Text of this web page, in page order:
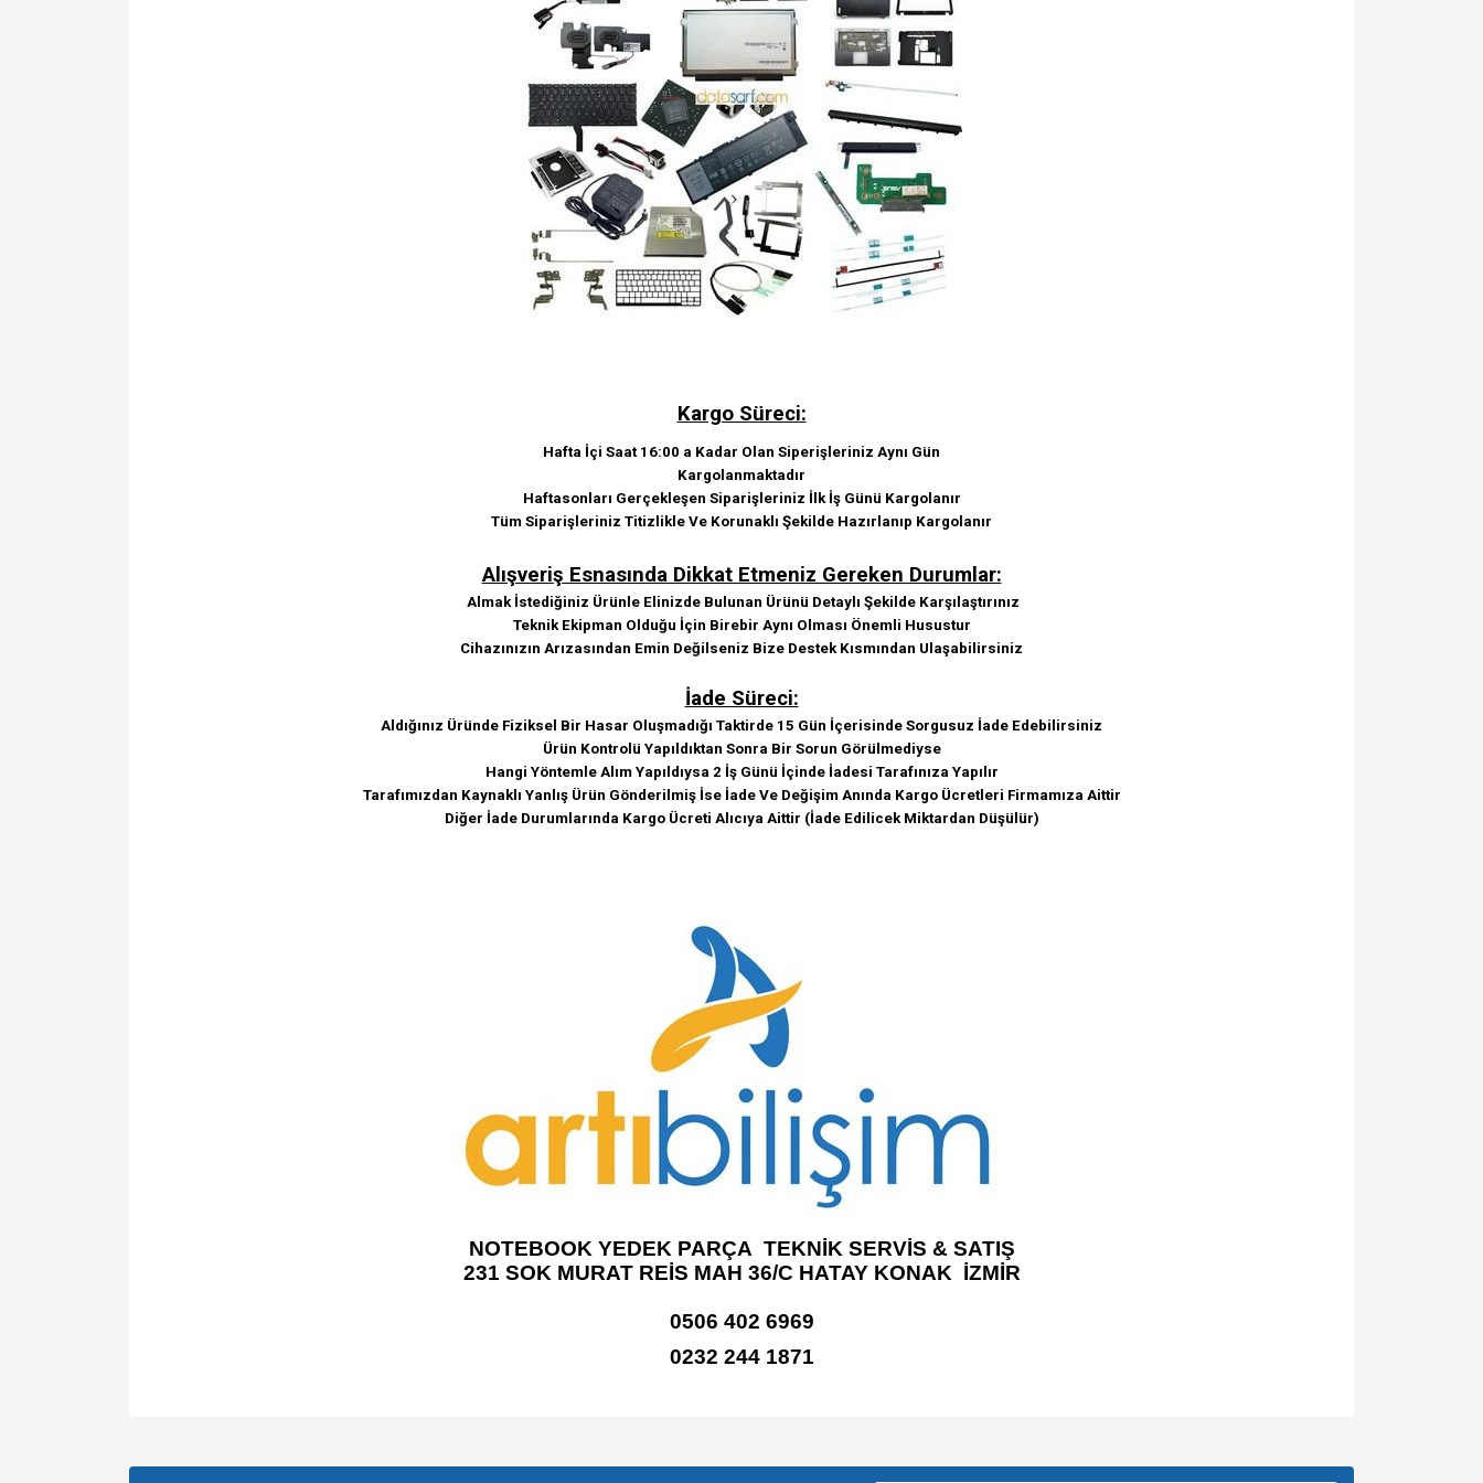
Kargo Süreci:
Hafta İçi Saat 16:00 a Kadar Olan Siperişleriniz Aynı Gün
Kargolanmaktadır
Haftasonları Gerçekleşen Siparişleriniz İlk İş Günü Kargolanır
Tüm Siparişleriniz Titizlikle Ve Korunaklı Şekilde Hazırlanıp Kargolanır
Alışveriş Esnasında Dikkat Etmeniz Gereken Durumlar:
Almak İstediğiniz Ürünle Elinizde Bulunan Ürünü Detaylı Şekilde Karşılaştırınız
Teknik Ekipman Olduğu İçin Birebir Aynı Olması Önemli Husustur
Cihazınızın Arızasından Emin Değilseniz Bize Destek Kısmından Ulaşabilirsiniz
İade Süreci:
Aldığınız Üründe Fiziksel Bir Hasar Oluşmadığı Taktirde 15 Gün İçerisinde Sorgusuz İade Edebilirsiniz
Ürün Kontrolü Yapıldıktan Sonra Bir Sorun Görülmediyse
Hangi Yöntemle Alım Yapıldıysa 2 İş Günü İçinde İadesi Tarafınıza Yapılır
Tarafımızdan Kaynaklı Yanlış Ürün Gönderilmiş İse İade Ve Değişim Anında Kargo Ücretleri Firmamıza Aittir
Diğer İade Durumlarında Kargo Ücreti Alıcıya Aittir (İade Edilicek Miktardan Düşülür)
NOTEBOOK YEDEK PARÇA TEKNİK SERVİS & SATIŞ
231 SOK MURAT REİS MAH 36/C HATAY KONAK İZMİR
0506 402 6969
0232 244 1871